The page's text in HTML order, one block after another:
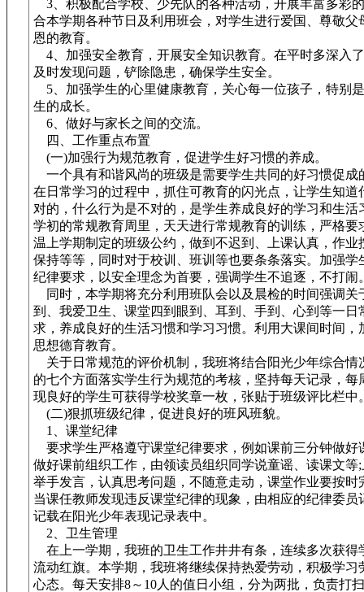
3、积极配合学校、少先队的各种活动，开展丰富多彩
合本学期各种节日及利用班会，对学生进行爱国、尊敬父
恩的教育。
4、加强安全教育，开展安全知识教育。在平时多深入
及时发现问题，铲除隐患，确保学生安全。
5、加强学生的心里健康教育，关心每一位孩子，特别
生的成长。
6、做好与家长之间的交流。
四、工作重点布置
(一)加强行为规范教育，促进学生好习惯的养成。
一个具有和谐风尚的班级是需要学生共同的好习惯促成
在日常学习的过程中，抓住可教育的闪光点，让学生知道
对的，什么行为是不对的，是学生养成良好的学习和生活
学初的常规教育周里，天天进行常规教育的训练，严格要
温上学期制定的班级公约，做到不迟到、上课认真，作业
保持等等，同时对于校训、班训等也要条条落实。加强学
纪律要求，以安全理念为首要，强调学生不追逐，不打闹
同时，本学期将充分利用班队会以及晨检的时间强调关
到、我爱卫生、课堂四到眼到、耳到、手到、心到等一日
求，养成良好的生活习惯和学习习惯。利用大课间时间，
思想德育教育。
关于日常规范的评价机制，我班将结合阳光少年综合情
的七个方面落实学生行为规范的考核，坚持每天记录，每
现良好的学生可获得学校奖章一枚，张贴于班级评比栏中
(二)狠抓班级纪律，促进良好的班风班貌。
1、课堂纪律
要求学生严格遵守课堂纪律要求，例如课前三分钟做好
做好课前组织工作，由领读员组织同学说童谣、读课文等
举手发言，认真思考问题，不随意走动，课堂作业要按时
当课任教师发现违反课堂纪律的现象，由相应的纪律委员
记载在阳光少年表现记录表中。
2、卫生管理
在上一学期，我班的卫生工作井井有条，连续多次获得
流动红旗。本学期，我班将继续保持热爱劳动，积极学习
心态。每天安排8～10人的值日小组，分为两批，负责打